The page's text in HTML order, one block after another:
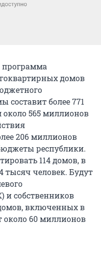
программа
домов
более 771
565 миллионов
206 миллионов
республики.
114 домов, в
тысяч человек. Будут
собственников
включенных в
около 60 миллионов